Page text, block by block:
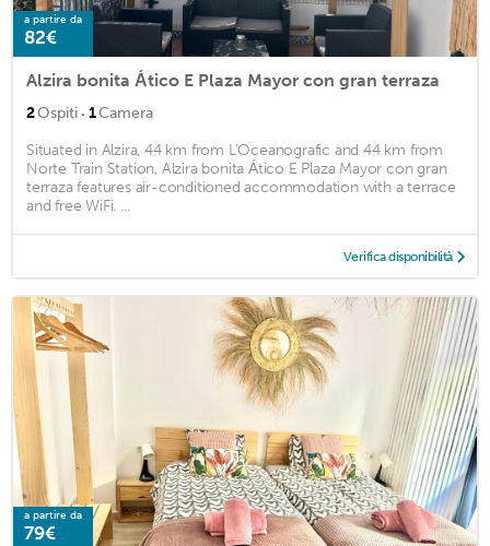
a partire da
82€
Alzira bonita Ático E Plaza Mayor con gran terraza
2Ospiti · 1Camera
Situated in Alzira, 44 km from L'Oceanografic and 44 km from
Norte Train Station, Alzira bonita Ático E Plaza Mayor con gran
terraza features air-conditioned accommodation with a terrace
and free WiFi. ...
Verifica disponibilità
a partire da
79€